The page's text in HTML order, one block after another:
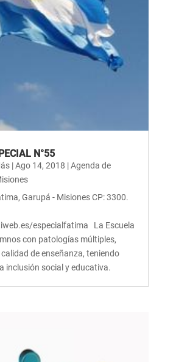
N°55
|Ago 14, 2018 |Agenda de
Garupá - Misiones CP: 3300.
especialfatima La Escuela
con patologías múltiples,
de enseñanza, teniendo
inclusión social y educativa.